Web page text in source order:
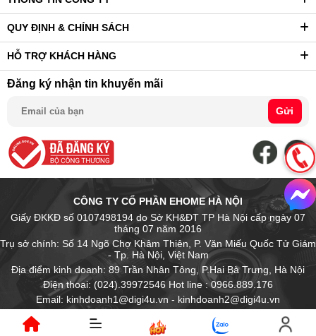
QUY ĐỊNH & CHÍNH SÁCH
HỖ TRỢ KHÁCH HÀNG
Đăng ký nhận tin khuyến mãi
Gửi
CÔNG TY CỔ PHẦN EHOME HÀ NỘI
Giấy ĐKKĐ số 0107498194 do Sở KH&ĐT TP Hà Nội cấp ngày 07
tháng 07 năm 2016
Trụ sở chính: Số 14 Ngõ Chợ Khâm Thiên, P. Văn Miếu Quốc Tử Giám
- Tp. Hà Nội, Việt Nam
Địa điểm kinh doanh: 89 Trần Nhân Tông, P.Hai Bà Trưng, Hà Nội
Điện thoại: (024).39972546 Hot line : 0966.889.176
Email: kinhdoanh1@digi4u.vn - kinhdoanh2@digi4u.vn